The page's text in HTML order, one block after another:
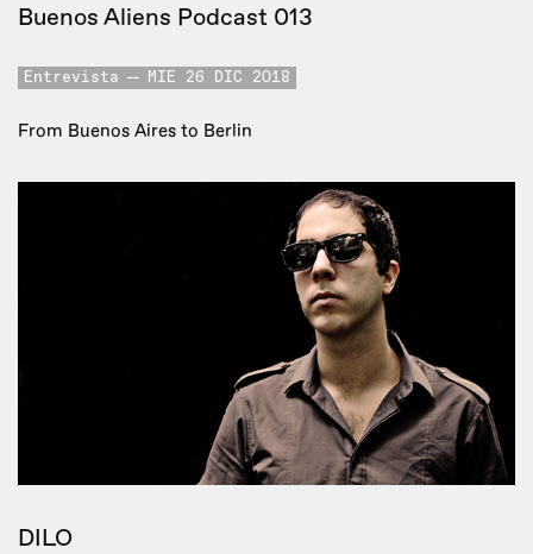
Buenos Aliens Podcast 013
Entrevista MIE 26 DIC 2018
From Buenos Aires to Berlin
DILO